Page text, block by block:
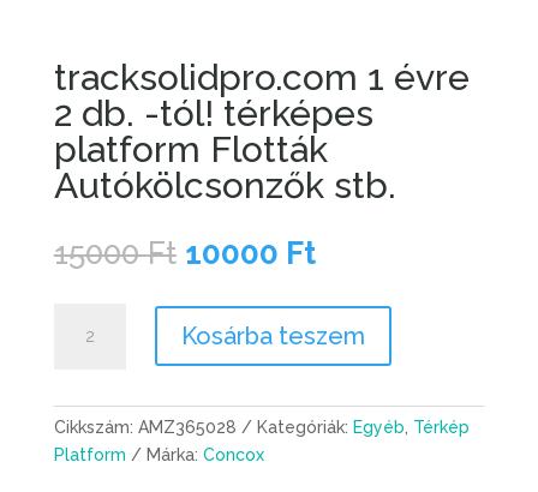
tracksolidpro.com 1 évre
2 db. -tól! térképes
platform Flották
Autókölcsonzők stb.
15000Ft Original
was:
15000 Ft.
10000 FtCurrent
is:
10000 Ft.
tracksolidpro.com
db.
-
Kosárba teszem
Cikkszám: AMZ365028 Kategóriák: Egyéb Térkép
Platform
Márka: Concox